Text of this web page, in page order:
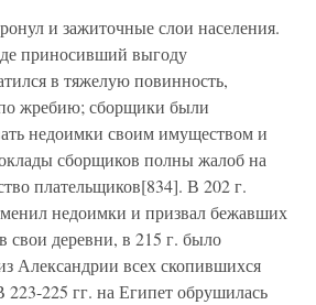
и зажиточные слои населения.
приносивший выгоду
в тяжелую повинность,
жребию; сборщики были
недоимки своим имуществом и
сборщиков полны жалоб на
плательщиков[834]. В 202 г.
недоимки и призвал бежавших
свои деревни, в 215 г. было
Александрии всех скопившихся
223-225 гг. на Египет обрушилась